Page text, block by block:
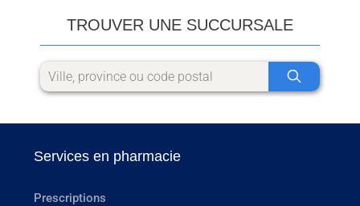
TROUVER UNE SUCCURSALE
Services en pharmacie
Prescriptions